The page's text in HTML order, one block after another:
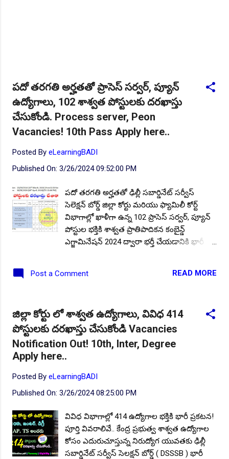
పదో తరగతి అర్హతతో ప్రాసెస్ సర్వర్, ప్యూన్
ఉద్యోగాలు, 102 శాశ్వత పోస్టులకు దరఖాస్తు
చేసుకోండి. Process server, Peon
Vacancies! 10th Pass Apply here..
Posted By eLearningBADI
Published On: 3/26/2024 09:52:00 PM
పదో తరగతి అర్హతతో ఢిల్లీ సబార్డినేట్ సర్వీస్
సెలెక్షన్ బోర్డ్ జిల్లా కోర్టు మరియు ఫ్యామిలీ కోర్ట్
విభాగాల్లో ఖాళీగా ఉన్న 102 ప్రాసెస్ సర్వర్, ప్యూన్
పోస్టుల భక్తికి శాశ్వత ప్రాతిపాదికన కంబైన్డ్
ఎగ్జామినేషన్ 2024 ద్వారా భర్తీ చేయడానికి భారీ
అధికారికంగా నోటిఫికేషన్ జారీ చేసింది. కేంద్ర
బోర్డ్ ( DSSSB ) భారీ శుభవార్త చెప్పింది! పదవ
తరగతి అర్హతతో వివిధ విభాగాల్లో మొత్తం 102
ఉద్యోగాల భర్తీకి ఆన్లైన్ దరఖాస్తులను ఆహ్వానిస్తోంది.
భారతీయ మరియు అర్హత, ఆసక్తి కలిగిన తెలుగు
దరఖాస్తులను 20.03.2024 నుండి 18.04.2024
మధ్య సమర్పించవచ్చు. ఎలాంటి అనుభవం
విద్యార్హతలు కలిగిన అభ్యర్థులు ఈ ఉద్యోగాలకు
దరఖాస్తులు ఆన్లైన్ విధానంలో సమర్పించవచ్చు. ఈ
నోటిఫికేషన్ యొక్క పూర్తి ముఖ్య సమాచారం
అయినటువంటి; ఖాళీల వివరాలు, విద్యార్హత,
Post a Comment READ MORE
జిల్లా కోర్టు లో శాశ్వత ఉద్యోగాలు, వివిధ 414
పోస్టులకు దరఖాస్తు చేసుకోండి Vacancies
Notification Out! 10th, Inter, Degree
Apply here..
Posted By eLearningBADI
Published On: 3/26/2024 08:25:00 PM
వివిధ విభాగాల్లో 414 ఉద్యోగాల భక్తికి భారీ ప్రకటన!
పూర్తి వివరాలివే.. కేంద్ర ప్రభుత్వ శాశ్వత ఉద్యోగాల
కోసం ఎదురుచూస్తున్న నిరుద్యోగ యువతకు ఢిల్లీ
సబార్డినేట్ సర్వీస్ సెలక్షన్ బోర్డ్ ( DSSSB ) భారీ